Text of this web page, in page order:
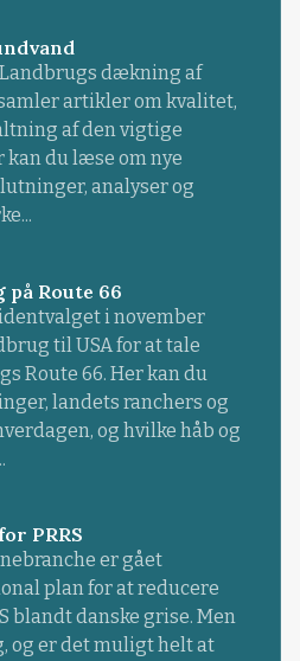
dækning af
artikler om kvalitet,
af den vigtige
kan du læse om nye
analyser og
Route 66
i november
til USA for at tale
Route 66. Her kan du
landets ranchers og
og hvilke håb og
PRRS
er gået
plan for at reducere
blandt danske grise. Men
og er det muligt helt at